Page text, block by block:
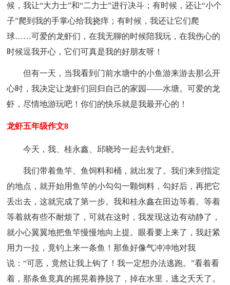
候，我让“大力士”和“二力士”进行决斗；有时候，还让“小个
子”爬到我的手掌心给我挠痒；有时候，我还让它们爬
球……可爱的龙虾们，在我无聊的时候陪我玩，在我伤心的
时候逗我开心，它们可真是我的好朋友呀！
但有一天，当我看到门前水塘中的小鱼游来游去那么开
心时，我决定让龙虾们回归自己的家园——水塘。可爱的龙
虾，尽情地游玩吧！你们的快乐就是我最开心的！
龙虾五年级作文8
今天，我、桂永鑫、邱晓玲一起去钓龙虾。
我们带着鱼竿、鱼饲料和桶，就出发了。我们来到指定
的地点，就开始用鱼竿的小勾勾一颗饲料，勾好后，再把它
丢出去，这就完成了第一步。我和桂永鑫在田边等着。等着
等着就有些不耐烦了，可就在这时，我发现这边有动静了，
就小心翼翼地把鱼竿慢慢地向上提。眼看要上来了，我赶紧
用力一拉，竟钓上来一条鱼！那鱼好像气冲冲地对我
说：“可恶，竟然让我上钩了！我一定想办法逃跑。”看着看
着，那条鱼竟真的摇晃着挣脱了，掉在水里，逃之夭夭了。